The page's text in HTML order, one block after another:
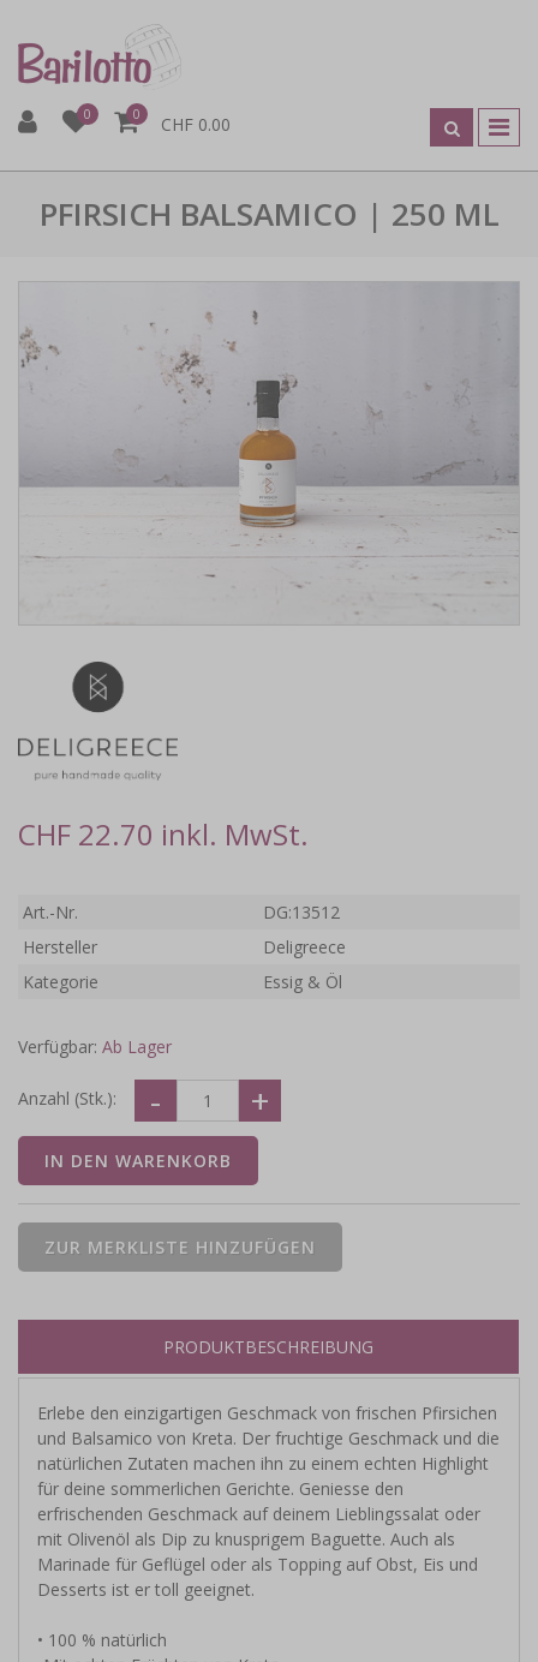
0 0 CHF 0.00
PFIRSICH BALSAMICO | 250 ML
CHF 22.70 inkl. MwSt.
Art.-Nr.
DG:13512
Hersteller
Deligreece
Kategorie
Essig & Öl
Verfügbar: Ab Lager
Anzahl (Stk.):
PRODUKTBESCHREIBUNG
Erlebe den einzigartigen Geschmack von frischen Pfirsichen
und Balsamico von Kreta. Der fruchtige Geschmack und die
natürlichen Zutaten machen ihn zu einem echten Highlight
für deine sommerlichen Gerichte. Geniesse den
erfrischenden Geschmack auf deinem Lieblingssalat oder
mit Olivenöl als Dip zu knusprigem Baguette. Auch als
Marinade für Geflügel oder als Topping auf Obst, Eis und
Desserts ist er toll geeignet.
• 100 % natürlich